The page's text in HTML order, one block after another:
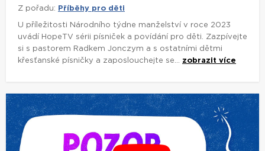
Z pořadu: Příběhy pro děti
U příležitosti Národního týdne manželství v roce 2023
uvádí HopeTV sérii písniček a povídání pro děti. Zazpívejte
si s pastorem Radkem Jonczym a s ostatními dětmi
křesťanské písničky a zaposlouchejte se... zobrazit více